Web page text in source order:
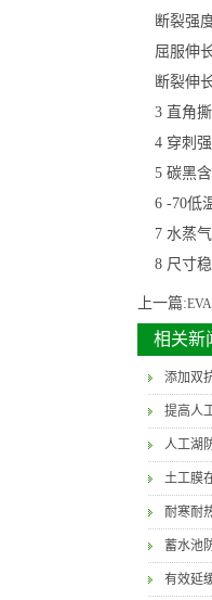
断裂强度
屈服伸
断裂伸
3 直角撕
4 穿刺强
5 碳黑含
6 -70低
7 水蒸气
8 尺寸稳
上一篇:
相关新
添加双
提高人
人工湖
土工膜
耐寒耐
蓄水池
有效延